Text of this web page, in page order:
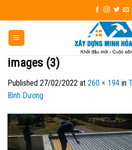
to
content
images (3)
Published 27/02/2022 at 260 × 194 in
Bình Dương